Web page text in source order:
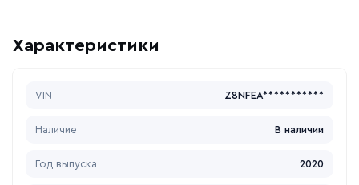
Характеристики
VIN Z8NFEA***********
Наличие В наличии
Год выпуска 2020